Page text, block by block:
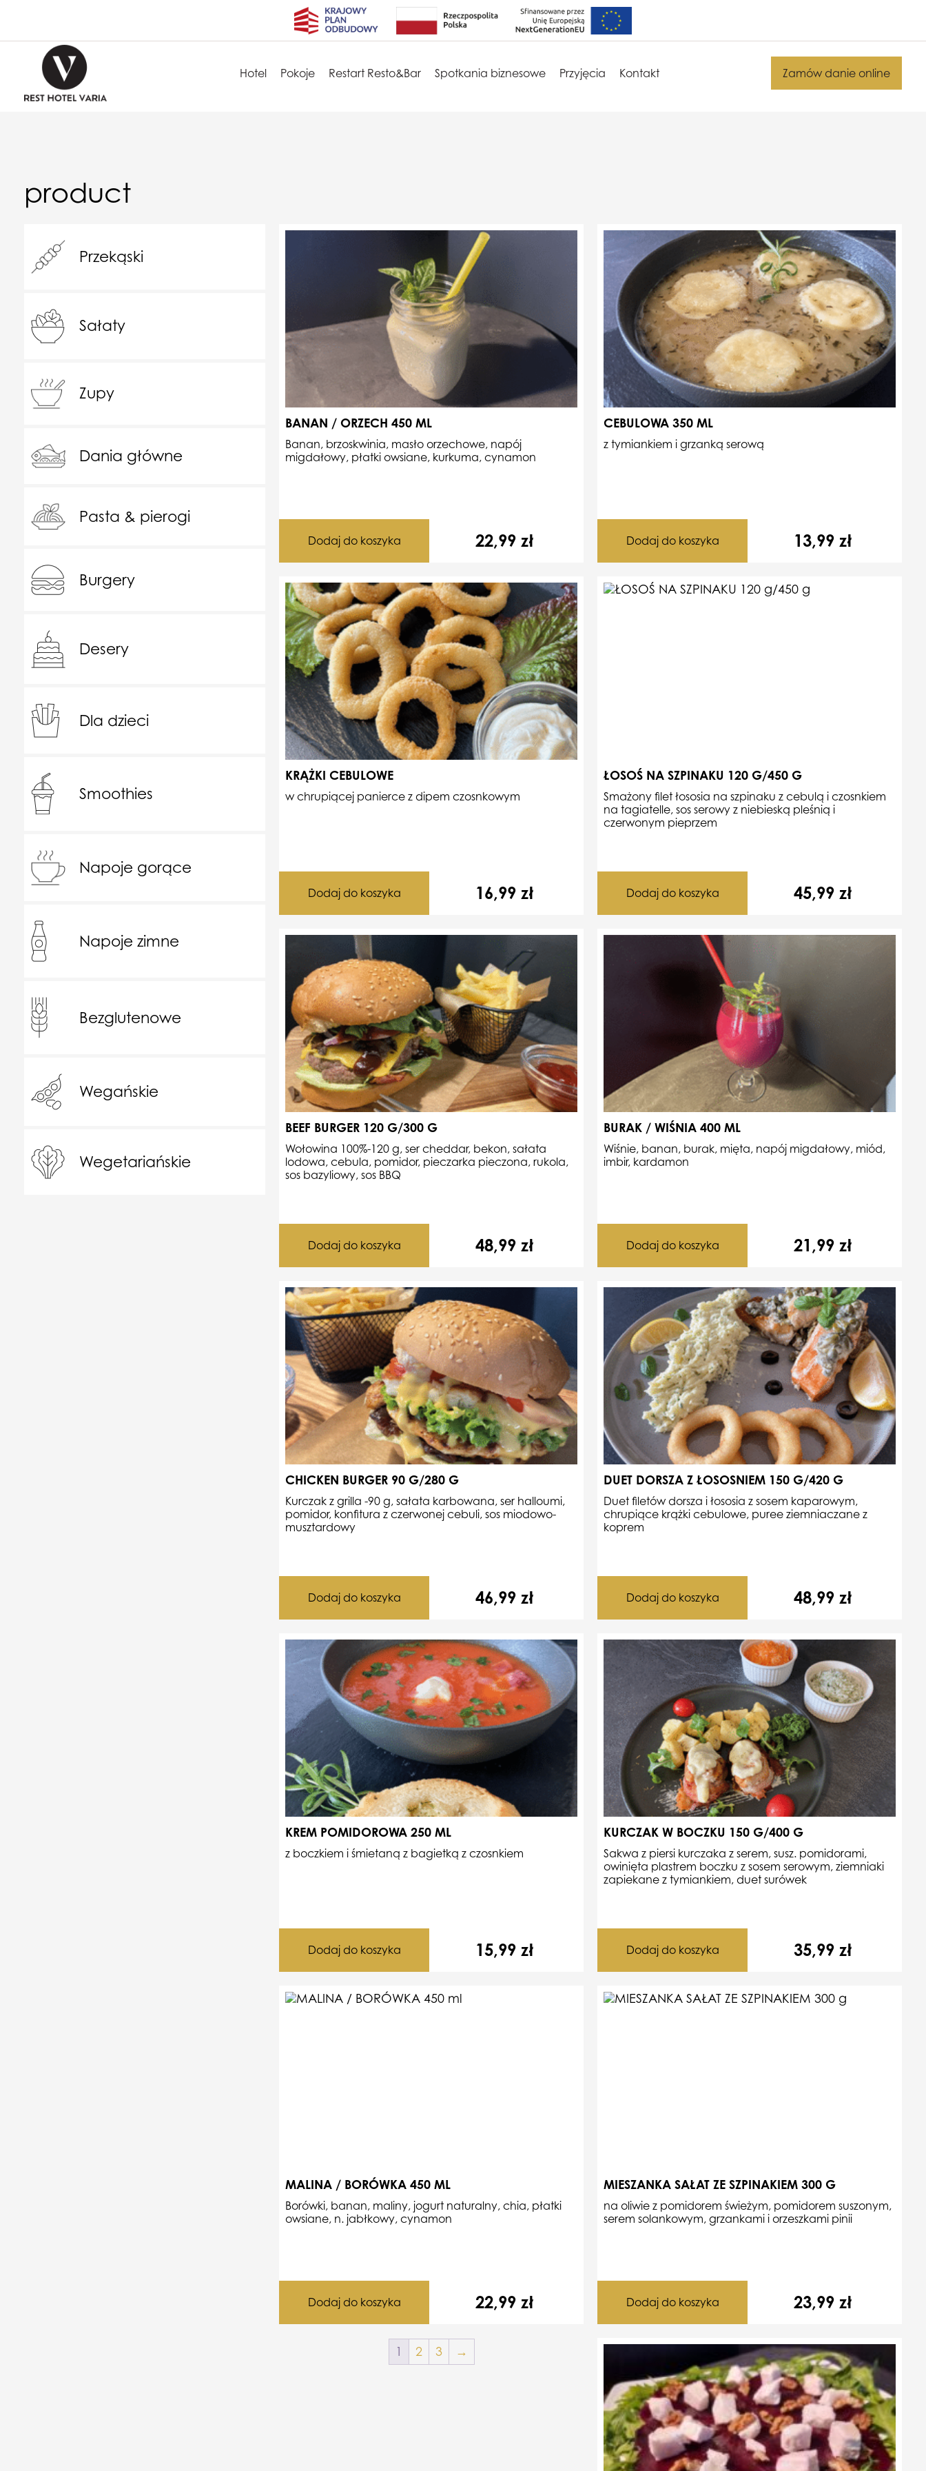
Hotel Pokoje Restart Resto&Bar Spotkania biznesowe Przyjęcia Kontakt Zamów danie online
product
Przekąski
Sałaty
Zupy
Dania główne
Pasta & pierogi
Burgery
Desery
Dla dzieci
Smoothies
Napoje gorące
Napoje zimne
Bezglutenowe
Wegańskie
Wegetariańskie
BANAN / ORZECH 450 ML
Banan, brzoskwinia, masło orzechowe, napój
migdałowy, płatki owsiane, kurkuma, cynamon
22,99 zł
Dodaj do koszyka
BEEF BURGER 120 G/300 G
Wołowina 100%-120 g, ser cheddar, bekon, sałata
lodowa, cebula, pomidor, pieczarka pieczona, rukola,
sos bazyliowy, sos BBQ
48,99 zł
Dodaj do koszyka
BURAK / WIŚNIA 400 ML
Wiśnie, banan, burak, mięta, napój migdałowy, miód,
imbir, kardamon
21,99 zł
Dodaj do koszyka
CEBULOWA 350 ML
z tymiankiem i grzanką serową
13,99 zł
Dodaj do koszyka
CHICKEN BURGER 90 G/280 G
Kurczak z grilla -90 g, sałata karbowana, ser halloumi,
pomidor, konfitura z czerwonej cebuli, sos miodowo-
musztardowy
46,99 zł
Dodaj do koszyka
DUET DORSZA Z ŁOSOSNIEM 150 G/420 G
Duet filetów dorsza i łososia z sosem kaparowym,
chrupiące krążki cebulowe, puree ziemniaczane z
koprem
48,99 zł
Dodaj do koszyka
KRĄŻKI CEBULOWE
w chrupiącej panierce z dipem czosnkowym
16,99 zł
Dodaj do koszyka
KREM POMIDOROWA 250 ML
z boczkiem i śmietaną z bagietką z czosnkiem
15,99 zł
Dodaj do koszyka
KURCZAK W BOCZKU 150 G/400 G
Sakwa z piersi kurczaka z serem, susz. pomidorami,
owinięta plastrem boczku z sosem serowym, ziemniaki
zapiekane z tymiankiem, duet surówek
35,99 zł
Dodaj do koszyka
ŁOSOŚ NA SZPINAKU 120 G/450 G
Smażony filet łososia na szpinaku z cebulą i czosnkiem
na tagiatelle, sos serowy z niebieską pleśnią i
czerwonym pieprzem
45,99 zł
Dodaj do koszyka
MALINA / BORÓWKA 450 ML
Borówki, banan, maliny, jogurt naturalny, chia, płatki
owsiane, n. jabłkowy, cynamon
22,99 zł
Dodaj do koszyka
MIESZANKA SAŁAT ZE SZPINAKIEM 300 G
na oliwie z pomidorem świeżym, pomidorem suszonym,
serem solankowym, grzankami i orzeszkami pinii
23,99 zł
Dodaj do koszyka
1 2 3 →